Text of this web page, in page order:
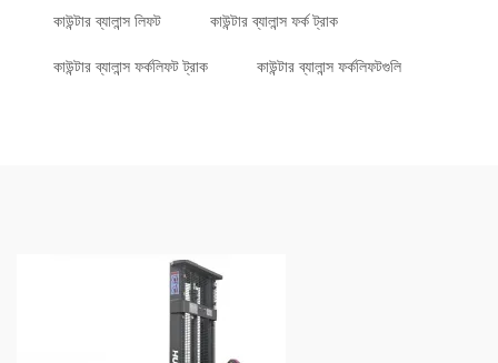
কাউন্টার ব্যালান্স লিফট কাউন্টার ব্যালান্স ফর্ক ট্রাক
কাউন্টার ব্যালান্স ফর্কলিফট ট্রাক কাউন্টার ব্যালান্স ফর্কলিফটগুলি